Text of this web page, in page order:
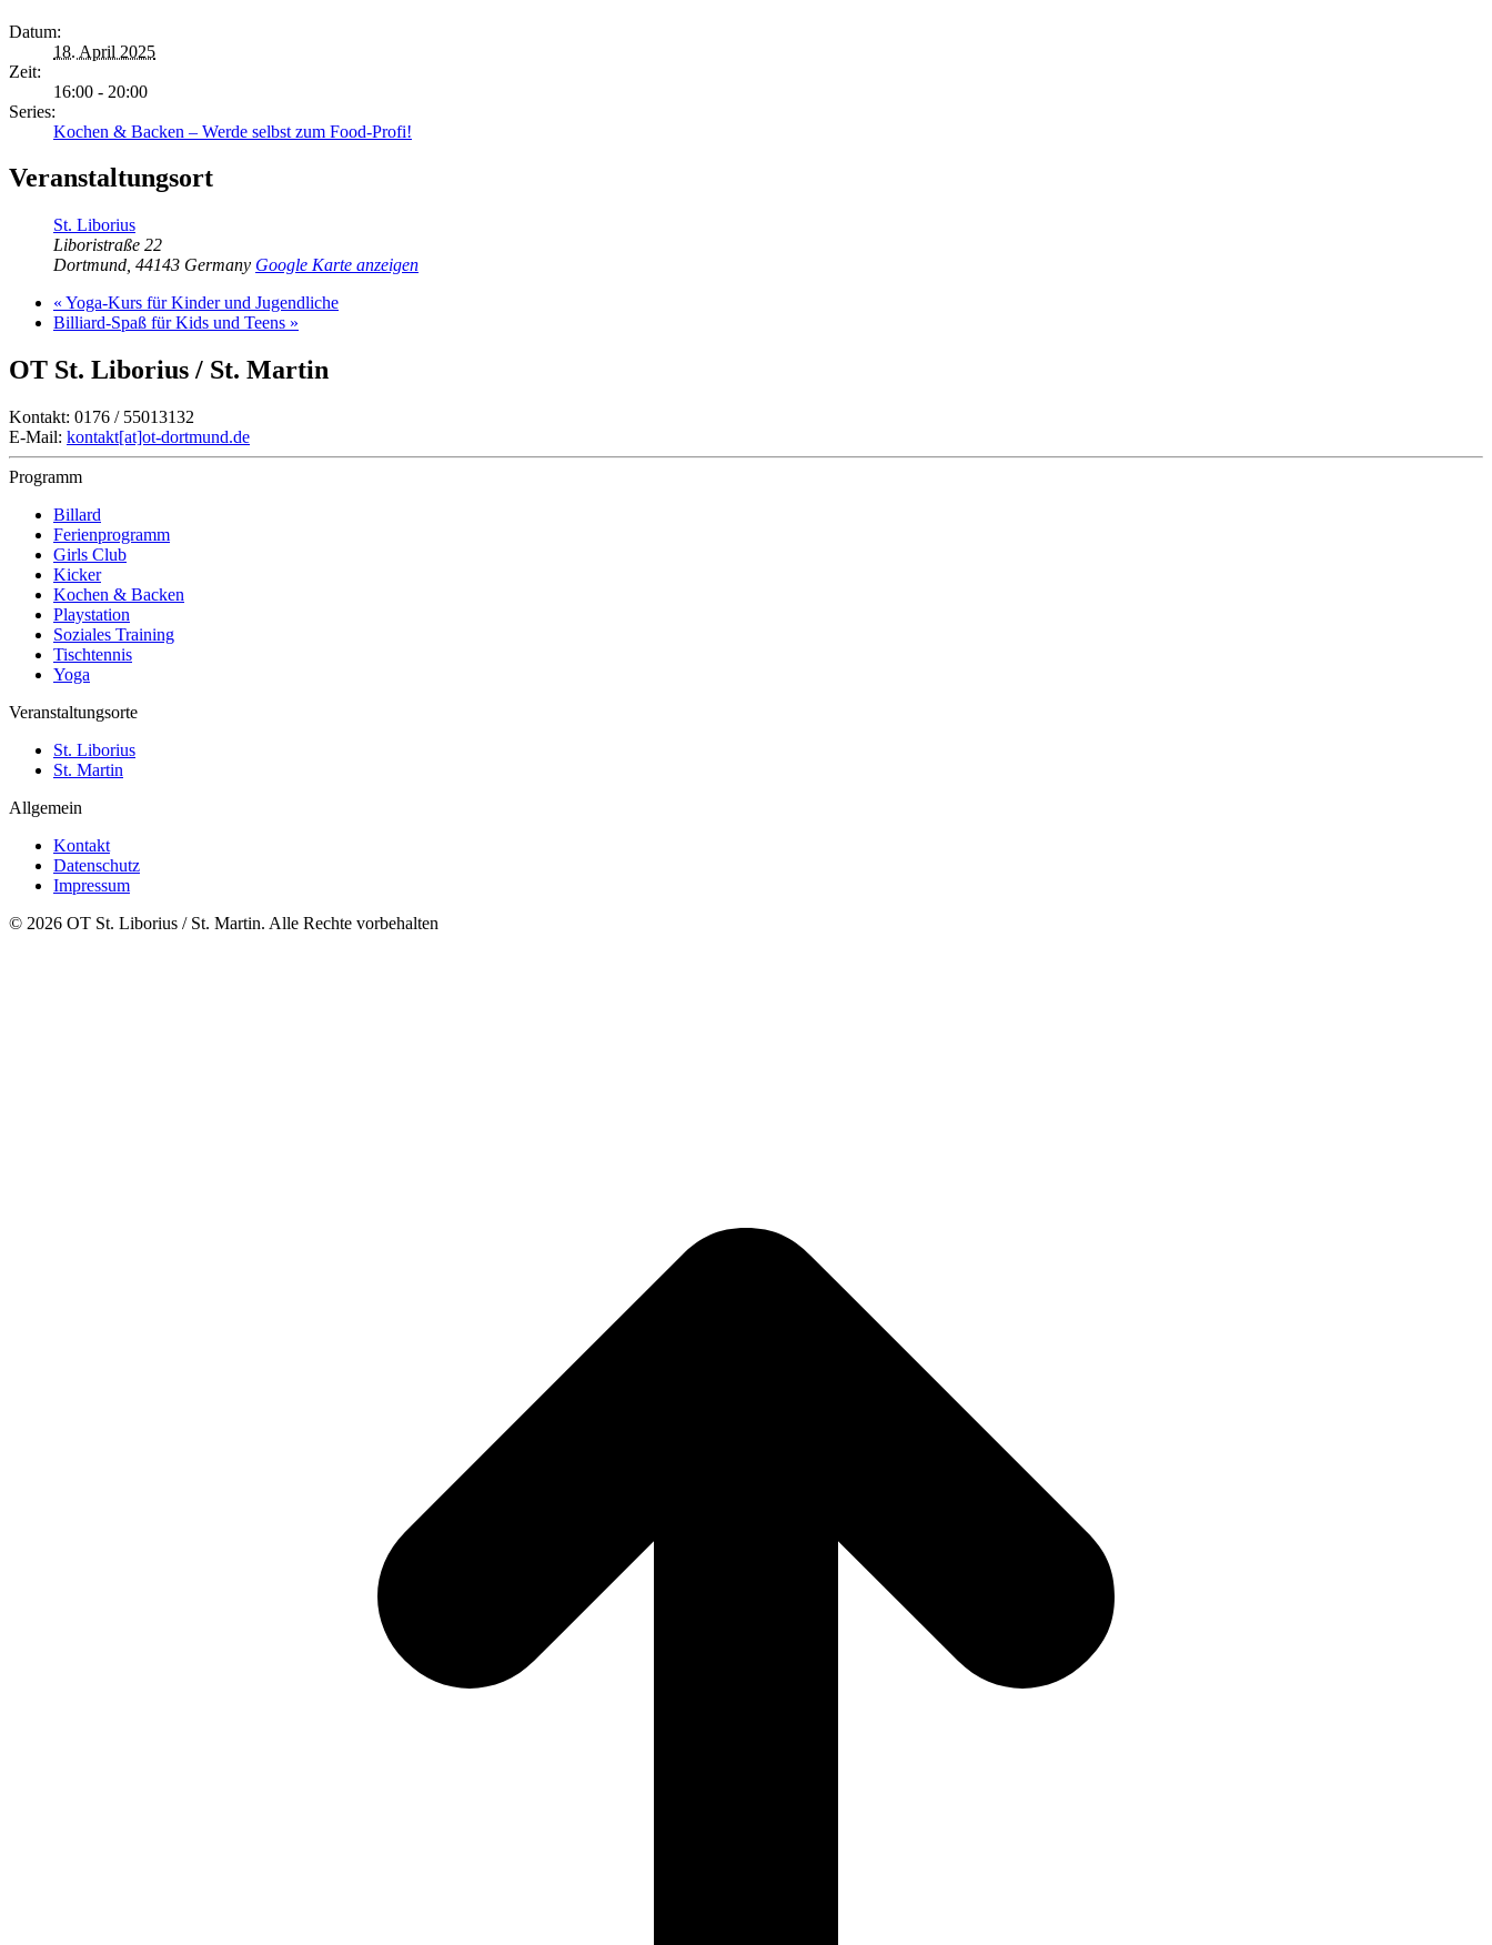
Datum:
18. April 2025
Zeit:
16:00 - 20:00
Series:
Kochen & Backen – Werde selbst zum Food-Profi!
Veranstaltungsort
St. Liborius
Liboristraße 22
Dortmund 44143 Germany Google Karte anzeigen
« Yoga-Kurs für Kinder und Jugendliche
Billiard-Spaß für Kids und Teens »
OT St. Liborius / St. Martin
Kontakt: 0176 / 55013132
E-Mail: kontakt[at]ot-dortmund.de
Programm
Billard
Ferienprogramm
Girls Club
Kicker
Kochen & Backen
Playstation
Soziales Training
Tischtennis
Yoga
Veranstaltungsorte
St. Liborius
St. Martin
Allgemein
Kontakt
Datenschutz
Impressum
© 2026 OT St. Liborius / St. Martin. Alle Rechte vorbehalten